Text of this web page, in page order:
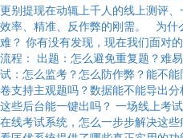
更别提现在动辄上千人的线上测评
效率、精准、反作弊的刚需。 为什
难？ 你有没有发现，现在我们面对
流程： 出题：怎么避免重复题？难
试：怎么监考？怎么防作弊？能不
卷支持主观题吗？数据能不能导出
这些后台能一键出吗？ 一场线上考
在线考试系统，怎么一步步解决这